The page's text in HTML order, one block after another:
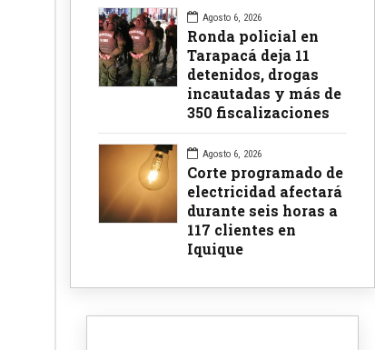
Agosto 6, 2026
Ronda policial en
Tarapacá deja 11
detenidos, drogas
incautadas y más de
350 fiscalizaciones
Agosto 6, 2026
Corte programado de
electricidad afectará
durante seis horas a
117 clientes en
Iquique